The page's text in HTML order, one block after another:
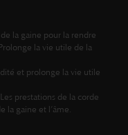
la gaine pour la rendre
la vie utile de la
et prolonge la vie utile
prestations de la corde
la gaine et l’âme.